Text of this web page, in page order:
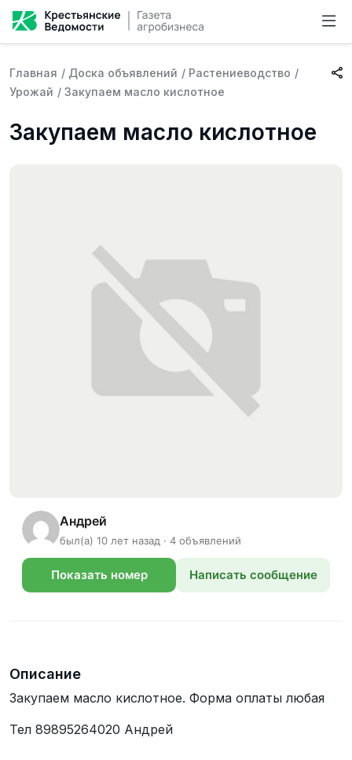
Главная / Доска объявлений / Растениеводство /
Урожай / Закупаем масло кислотное
Закупаем масло кислотное
Андрей
был(а) 10 лет назад · 4 объявлений
Показать номер Написать сообщение
Описание
Закупаем масло кислотное. Форма оплаты любая
Тел 89895264020 Андрей